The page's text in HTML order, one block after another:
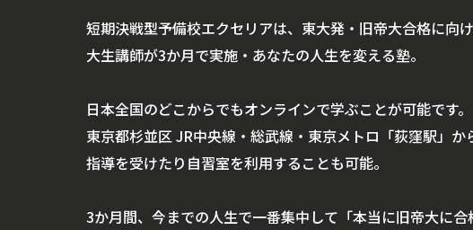
短期決戦型予備校エクセリアは、東大発・旧帝大合格に向
大生講師が3か月で実施・あなたの人生を変える塾。
日本全国のどこからでもオンラインで学ぶことが可能です。
東京都杉並区 JR中央線・総武線・東京メトロ「荻窪駅」
指導を受けたり自習室を利用することも可能。
3か月間、今までの人生で一番集中して「本当に旧帝大に